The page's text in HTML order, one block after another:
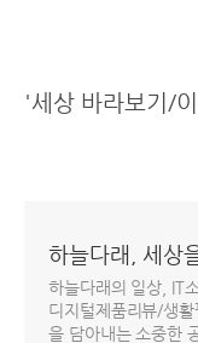
'세상 바라보기/
하늘다래, 세상
하늘다래의 일상, IT
디지털제품리뷰/생
을 담아내는 소중한